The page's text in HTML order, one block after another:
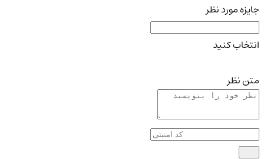
جایزه مورد نظر
انتخاب کنید
متن نظر